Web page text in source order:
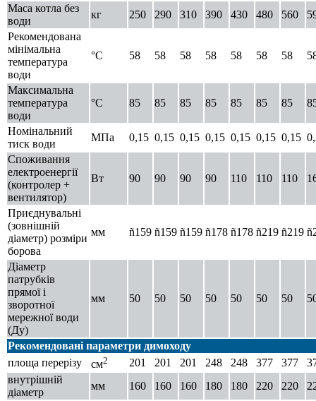
Маса котла без
води
кг 250 290 310 390 430 480 560
Рекомендована
мінімальна
температура
води
°C 58 58 58 58 58 58 58
Максимальна
температура
води
°C 85 85 85 85 85 85 85
Номінальний
тиск води
МПа 0,15 0,15 0,15 0,15 0,15 0,15 0,15
Споживання
електроенергії
(контролер +
вентилятор)
Вт 90 90 90 90 110 110 110
Приєднувальні
(зовнішній
діаметр) розміри
борова
мм ñ159 ñ159 ñ159 ñ178 ñ178 ñ219 ñ219
Діаметр
патрубків
прямої і
зворотної
мережної води
(Ду)
мм 50 50 50 50 50 50 50
Рекомендовані параметри димоходу
площа перерізу
см2 201 201 201 248 248 377 377
внутрішній
діаметр
мм 160 160 160 180 180 220 220